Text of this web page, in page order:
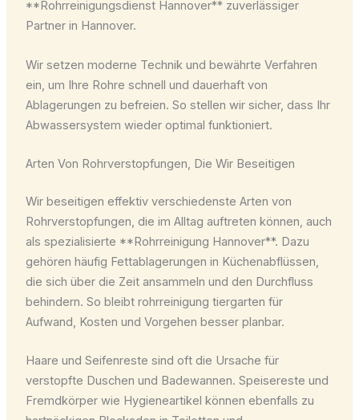
**Rohrreinigungsdienst Hannover** zuverlässiger
Partner in Hannover.
Wir setzen moderne Technik und bewährte Verfahren
ein, um Ihre Rohre schnell und dauerhaft von
Ablagerungen zu befreien. So stellen wir sicher, dass Ihr
Abwassersystem wieder optimal funktioniert.
Arten Von Rohrverstopfungen, Die Wir Beseitigen
Wir beseitigen effektiv verschiedenste Arten von
Rohrverstopfungen, die im Alltag auftreten können, auch
als spezialisierte **Rohrreinigung Hannover**. Dazu
gehören häufig Fettablagerungen in Küchenabflüssen,
die sich über die Zeit ansammeln und den Durchfluss
behindern. So bleibt rohrreinigung tiergarten für
Aufwand, Kosten und Vorgehen besser planbar.
Haare und Seifenreste sind oft die Ursache für
verstopfte Duschen und Badewannen. Speisereste und
Fremdkörper wie Hygieneartikel können ebenfalls zu